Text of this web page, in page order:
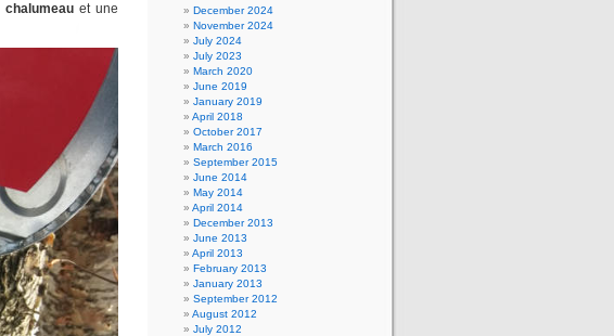
chalumeauet une
December 2024
November 2024
July 2024
July 2023
March 2020
June 2019
January 2019
April 2018
October 2017
March 2016
September 2015
June 2014
May 2014
April 2014
December 2013
June 2013
April 2013
February 2013
January 2013
September 2012
August 2012
July 2012